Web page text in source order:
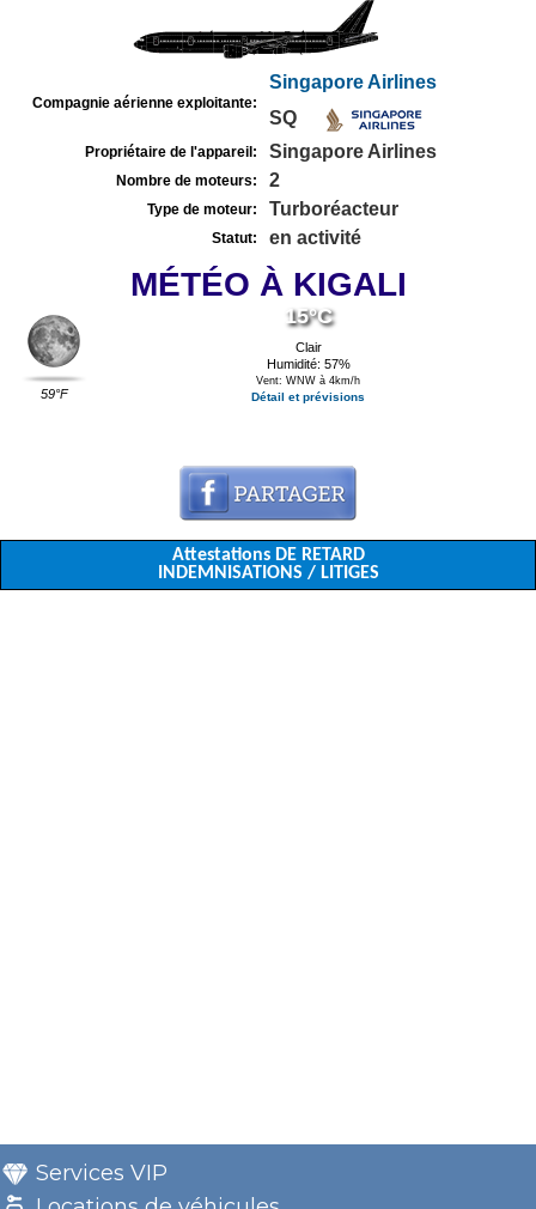
Compagnie aérienne exploitante:
Singapore Airlines
SQ
Propriétaire de l'appareil: Singapore Airlines
Nombre de moteurs: 2
Type de moteur: Turboréacteur
Statut: en activité
MÉTÉO À KIGALI
59°F
15°C
Clair
Humidité: 57%
Vent: WNW à 4km/h
Détail et prévisions
Attestations DE RETARD
INDEMNISATIONS / LITIGES
Services VIP